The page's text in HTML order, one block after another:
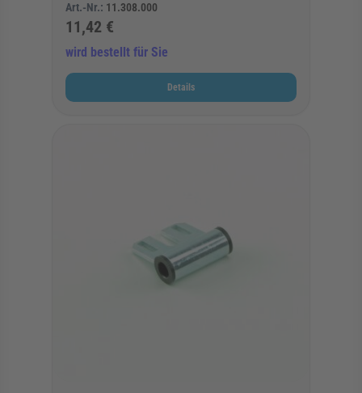
Art.-Nr.: 11.308.000
11,42 €
wird bestellt für Sie
Details